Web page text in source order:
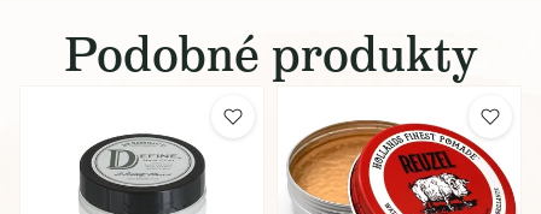
Podobné produkty